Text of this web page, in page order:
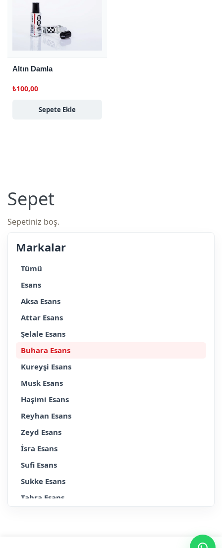
Altın Damla
₺100,00
Sepete Ekle
Sepet
Sepetiniz boş.
Markalar
Tümü
Esans
Aksa Esans
Attar Esans
Şelale Esans
Buhara Esans
Kureyşi Esans
Musk Esans
Haşimi Esans
Reyhan Esans
Zeyd Esans
İsra Esans
Sufi Esans
Sukke Esans
Tahra Esans